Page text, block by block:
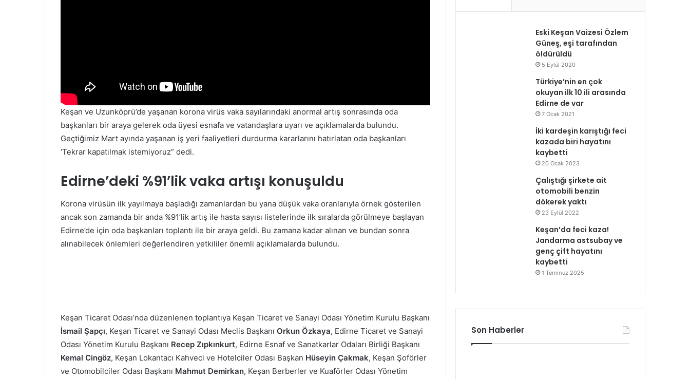
Keşan ve Uzunköprü’de yaşanan korona virüs vaka sayılarındaki anormal artış sonrasında oda
başkanları bir araya gelerek oda üyesi esnafa ve vatandaşlara uyarı ve açıklamalarda bulundu.
Geçtiğimiz Mart ayında yaşanan iş yeri faaliyetleri durdurma kararlarını hatırlatan oda başkanları
‘Tekrar kapatılmak istemiyoruz” dedi.
Edirne’deki %91’lik vaka artışı konuşuldu
Korona virüsün ilk yayılmaya başladığı zamanlardan bu yana düşük vaka oranlarıyla örnek gösterilen
ancak son zamanda bir anda %91’lik artış ile hasta sayısı listelerinde ilk sıralarda görülmeye başlayan
Edirne’de için oda başkanları toplantı ile bir araya geldi. Bu zamana kadar alınan ve bundan sonra
alınabilecek önlemleri değerlendiren yetkililer önemli açıklamalarda bulundu.
Keşan Ticaret Odası’nda düzenlenen toplantıya Keşan Ticaret ve Sanayi Odası Yönetim Kurulu Başkanı
İsmail Şapçı, Keşan Ticaret ve Sanayi Odası Meclis Başkanı Orkun Özkaya, Edirne Ticaret ve Sanayi
Odası Yönetim Kurulu Başkanı Recep Zıpkınkurt, Edirne Esnaf ve Sanatkarlar Odaları Birliği Başkanı
Kemal Cingöz, Keşan Lokantacı Kahveci ve Hotelciler Odası Başkan Hüseyin Çakmak, Keşan Şoförler
ve Otomobilciler Odası Başkanı Mahmut Demirkan, Keşan Berberler ve Kuaförler Odası Yönetim
Eski Keşan Vaizesi Özlem
Güneş, eşi tarafından
öldürüldü
5 Eylül 2020
Türkiye’nin en çok
okuyan ilk 10 ili arasında
Edirne de var
7 Ocak 2021
İki kardeşin karıştığı feci
kazada biri hayatını
kaybetti
20 Ocak 2023
Çalıştığı şirkete ait
otomobili benzin
dökerek yaktı
23 Eylül 2022
Keşan’da feci kaza!
Jandarma astsubay ve
genç çift hayatını
kaybetti
1 Temmuz 2025
Son Haberler